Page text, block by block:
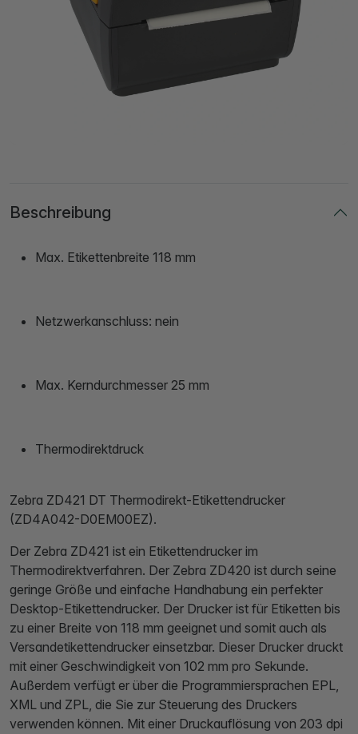
Beschreibung
Max. Etikettenbreite 118 mm
Netzwerkanschluss: nein
Max. Kerndurchmesser 25 mm
Thermodirektdruck
Zebra ZD421 DT Thermodirekt-Etikettendrucker
(ZD4A042-D0EM00EZ).
Der Zebra ZD421 ist ein Etikettendrucker im
Thermodirektverfahren. Der Zebra ZD420 ist durch seine
geringe Größe und einfache Handhabung ein perfekter
Desktop-Etikettendrucker. Der Drucker ist für Etiketten bis
zu einer Breite von 118 mm geeignet und somit auch als
Versandetikettendrucker einsetzbar. Dieser Drucker druckt
mit einer Geschwindigkeit von 102 mm pro Sekunde.
Außerdem verfügt er über die Programmiersprachen EPL,
XML und ZPL, die Sie zur Steuerung des Druckers
verwenden können. Mit einer Druckauflösung von 203 dpi